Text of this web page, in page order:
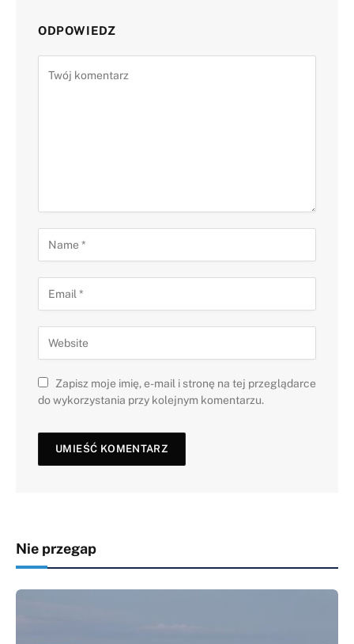
ODPOWIEDZ
Zapisz moje imię, e-mail i stronę na tej przeglądarce
do wykorzystania przy kolejnym komentarzu.
Nie przegap